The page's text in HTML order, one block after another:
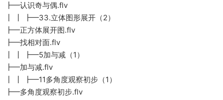
┣━认识奇与偶.flv
┃ ┃ ┣━33.立体图形展开（2）
┣━正方体展开图.flv
┣━找相对面.flv
┃ ┃ ┣━5加与减（1）
┣━加与减.flv
┃ ┃ ┣━11多角度观察初步（1）
┣━多角度观察初步.flv